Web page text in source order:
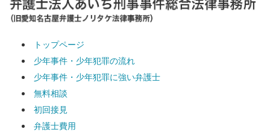
トップページ
少年事件・少年犯罪の流れ
少年事件・少年犯罪に強い弁護士
無料相談
初回接見
弁護士費用